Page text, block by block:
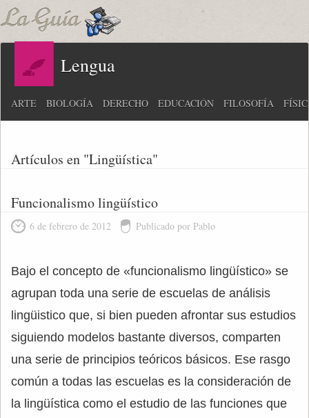
Lengua
ARTE BIOLOGÍA DERECHO EDUCACIÓN FILOSOFÍA
Artículos en "Lingüística"
Funcionalismo lingüístico
6 de febrero de 2012 Publicado por Pablo
Bajo el concepto de «funcionalismo lingüístico» se
agrupan toda una serie de escuelas de análisis
lingüistico que, si bien pueden afrontar sus estudios
siguiendo modelos bastante diversos, comparten
una serie de principios teóricos básicos. Ese rasgo
común a todas las escuelas es la consideración de
la lingüística como el estudio de las funciones que